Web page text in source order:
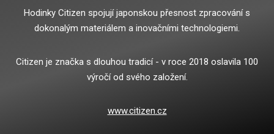
Hodinky Citizen spojují japonskou přesnost zpracování s
dokonalým materiálem a inovačními technologiemi.
Citizen je značka s dlouhou tradicí - v roce 2018 oslavila 100
výročí od svého založení.
www.citizen.cz